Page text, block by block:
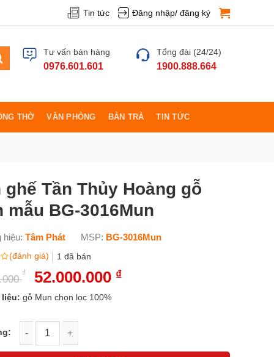
Tin tức Đăng nhập/ đăng ký
Tư vấn bán hàng
0976.601.601
Tổng đài (24/24)
1900.888.664
THỜ VĂN PHÒNG BÀN TRÀ TIN TỨC
ghế Tần Thủy Hoàng gỗ
mẫu BG-3016Mun
hiệu: Tâm Phát MSP: BG-3016Mun
(đánh giá) 1 đã bán
₫
Giá
gốc
là:
61.000.000 ₫.
52.000.000 ₫Giá
liệu: gỗ Mun chọn lọc 100%
Tần Thủy Hoàng gỗ Mun mẫu BG-3016Mun số lượng